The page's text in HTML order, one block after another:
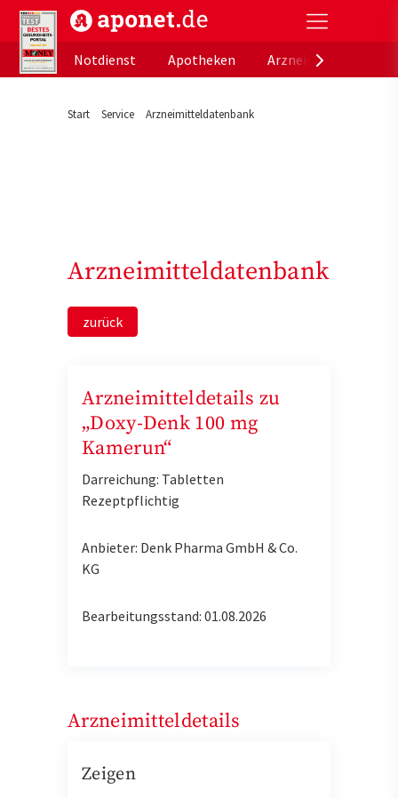
aponet.de - Das offizielle Gesundheitsportal der
Notdienst
Apotheken
Start Service Arzneimitteldatenbank
Arzneimitteldatenbank
zurück
Arzneimitteldetails zu
„Doxy-Denk 100 mg
Kamerun“
Darreichung: Tabletten
Rezeptpflichtig
Anbieter: Denk Pharma GmbH & Co.
KG
Bearbeitungsstand: 01.08.2026
Arzneimitteldetails
Zeigen